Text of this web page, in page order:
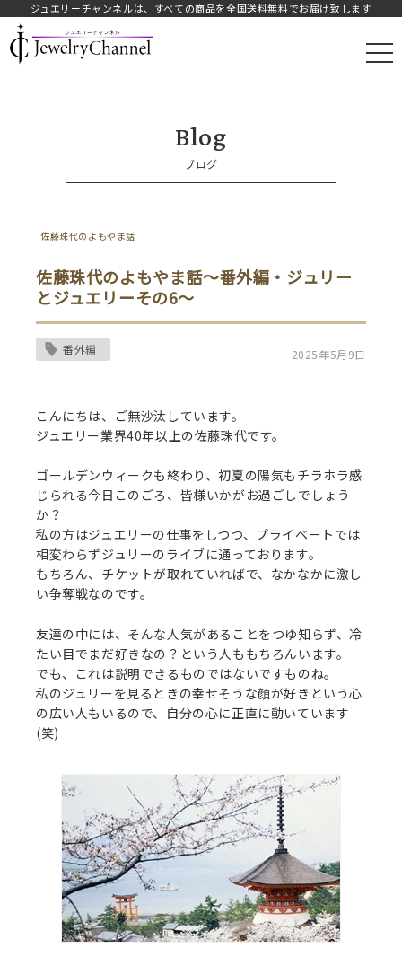
ジュエリーチャンネルは、すべての商品を全国送料無料でお届け致します
JAY.オフィシャルストア
Blog
ブログ
佐藤珠代のよもやま話
佐藤珠代のよもやま話～番外編・ジュリー
とジュエリーその6～
番外編 2025年5月9日
こんにちは、ご無沙汰しています。
ジュエリー業界40年以上の佐藤珠代です。
ゴールデンウィークも終わり、初夏の陽気もチラホラ感
じられる今日このごろ、皆様いかがお過ごしでしょう
か？
私の方はジュエリーの仕事をしつつ、プライベートでは
相変わらずジュリーのライブに通っております。
もちろん、チケットが取れていればで、なかなかに激し
い争奪戦なのです。
友達の中には、そんな人気があることをつゆ知らず、冷
たい目でまだ好きなの？という人ももちろんいます。
でも、これは説明できるものではないですものね。
私のジュリーを見るときの幸せそうな顔が好きという心
の広い人もいるので、自分の心に正直に動いています
(笑)